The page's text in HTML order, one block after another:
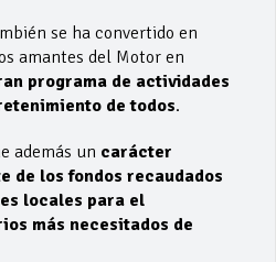
se ha convertido en
amantes del Motor en
programa de actividades
de todos.
además un carácter
de los fondos recaudados
locales para el
más necesitados de